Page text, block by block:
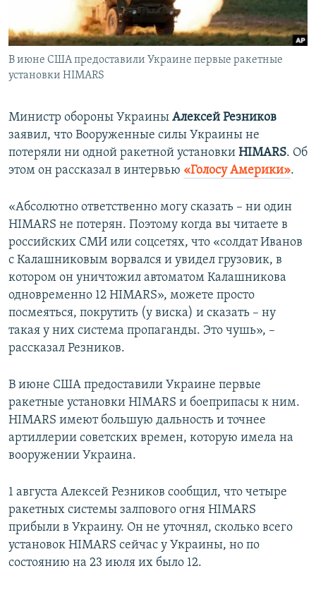
ПОБЕДИТЕЛЕЙ НЕ СУДЯТ?
КРЫМ.НЕПОКОРЕННЫЙ
ELIFBE
ПРИСОЕДИНЯЙТЕСЬ!
Все сайты RFE/RL
В июне США предоставили Украине первые ракетные
установки HIMARS
Министр обороны Украины Алексей Резников
заявил, что Вооруженные силы Украины не
потеряли ни одной ракетной установки HIMARS. Об
этом он рассказал в интервью «Голосу Америки».
«Абсолютно ответственно могу сказать – ни один
HIMARS не потерян. Поэтому когда вы читаете в
российских СМИ или соцсетях, что «солдат Иванов
с Калашниковым ворвался и увидел грузовик, в
котором он уничтожил автоматом Калашникова
одновременно 12 HIMARS», можете просто
посмеяться, покрутить (у виска) и сказать – ну
такая у них система пропаганды. Это чушь», –
рассказал Резников.
В июне США предоставили Украине первые
ракетные установки HIMARS и боеприпасы к ним.
HIMARS имеют большую дальность и точнее
артиллерии советских времен, которую имела на
вооружении Украина.
1 августа Алексей Резников сообщил, что четыре
ракетных системы залпового огня HIMARS
прибыли в Украину. Он не уточнял, сколько всего
установок HIMARS сейчас у Украины, но по
состоянию на 23 июля их было 12.